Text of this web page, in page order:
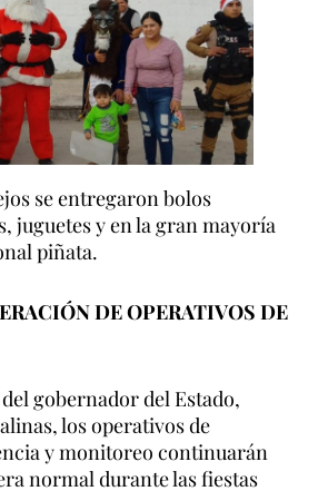
se entregaron bolos
juguetes y en la gran mayoría
piñata.
DE OPERATIVOS DE
gobernador del Estado,
los operativos de
y monitoreo continuarán
normal durante las fiestas